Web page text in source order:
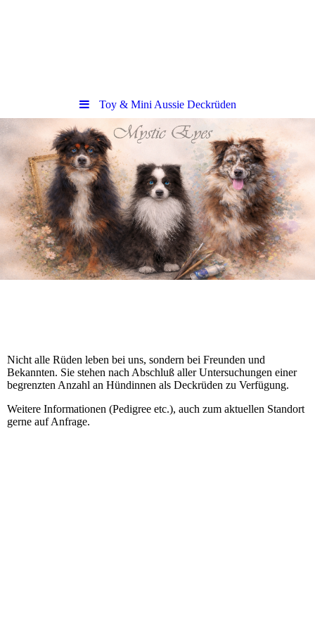
Toy & Mini Aussie Deckrüden
Nicht alle Rüden leben bei uns, sondern bei Freunden und
Bekannten. Sie stehen nach Abschluß aller Untersuchungen einer
begrenzten Anzahl an Hündinnen als Deckrüden zu Verfügung.
Weitere Informationen (Pedigree etc.), auch zum aktuellen Standort
gerne auf Anfrage.